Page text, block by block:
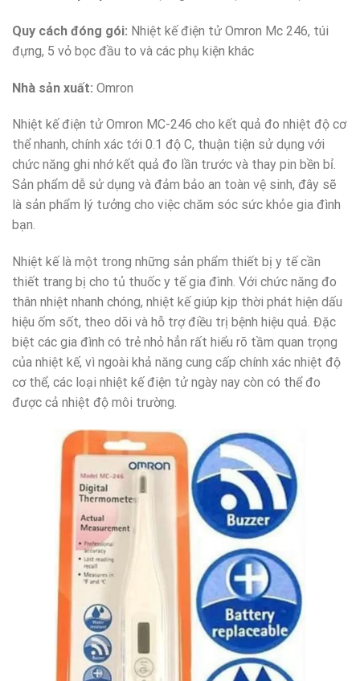
Quy cách đóng gói: Nhiệt kế điện tử Omron Mc 246, túi
đựng, 5 vỏ bọc đầu to và các phụ kiện khác
Nhà sản xuất: Omron
Nhiệt kế điện tử Omron MC-246 cho kết quả đo nhiệt độ cơ
thể nhanh, chính xác tới 0.1 độ C, thuận tiện sử dụng với
chức năng ghi nhớ kết quả đo lần trước và thay pin bền bỉ.
Sản phẩm dễ sử dụng và đảm bảo an toàn vệ sinh, đây sẽ
là sản phẩm lý tưởng cho việc chăm sóc sức khỏe gia đình
bạn.
Nhiệt kế là một trong những sản phẩm thiết bị y tế cần
thiết trang bị cho tủ thuốc y tế gia đình. Với chức năng đo
thân nhiệt nhanh chóng, nhiệt kế giúp kịp thời phát hiện dấu
hiệu ốm sốt, theo dõi và hỗ trợ điều trị bệnh hiệu quả. Đặc
biệt các gia đình có trẻ nhỏ hẳn rất hiểu rõ tầm quan trọng
của nhiệt kế, vì ngoài khả năng cung cấp chính xác nhiệt độ
cơ thể, các loại nhiệt kế điện tử ngày nay còn có thể đo
được cả nhiệt độ môi trường.